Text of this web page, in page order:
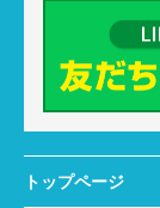
トップページ